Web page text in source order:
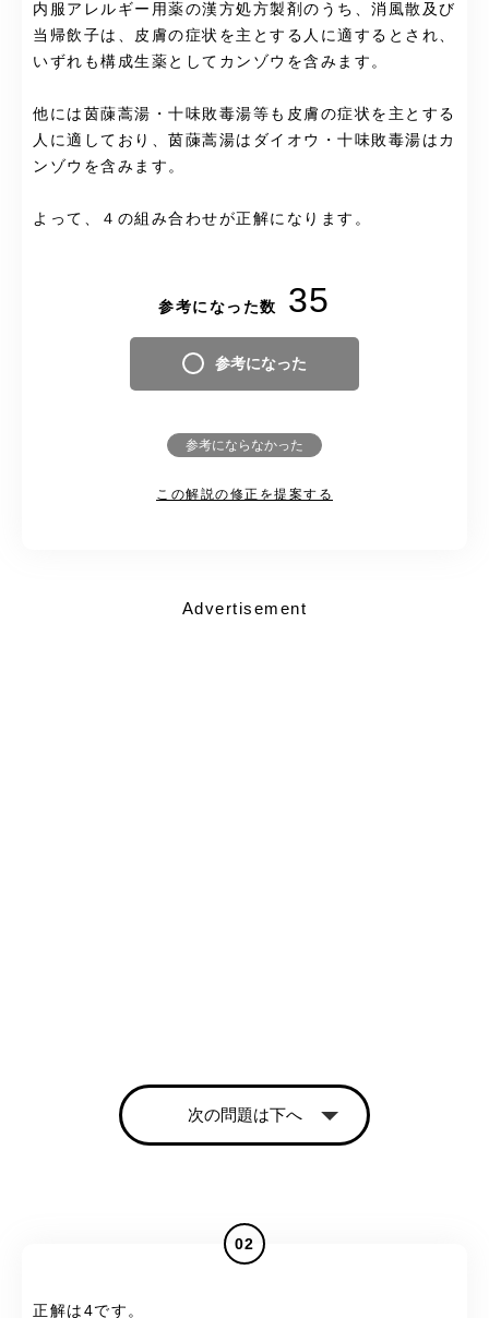
内服アレルギー用薬の漢方処方製剤のうち、消風散及び
当帰飲子は、皮膚の症状を主とする人に適するとされ、
いずれも構成生薬としてカンゾウを含みます。
他には茵蔯蒿湯・十味敗毒湯等も皮膚の症状を主とする
人に適しており、茵蔯蒿湯はダイオウ・十味敗毒湯はカ
ンゾウを含みます。
よって、４の組み合わせが正解になります。
参考になった数 35
参考になった
参考にならなかった
この解説の修正を提案する
Advertisement
次の問題は下へ
02
正解は4です。